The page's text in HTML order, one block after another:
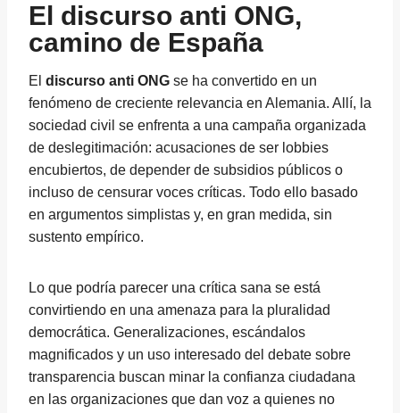
El discurso anti ONG,
camino de España
El discurso anti ONG se ha convertido en un
fenómeno de creciente relevancia en Alemania. Allí, la
sociedad civil se enfrenta a una campaña organizada
de deslegitimación: acusaciones de ser lobbies
encubiertos, de depender de subsidios públicos o
incluso de censurar voces críticas. Todo ello basado
en argumentos simplistas y, en gran medida, sin
sustento empírico.
Lo que podría parecer una crítica sana se está
convirtiendo en una amenaza para la pluralidad
democrática. Generalizaciones, escándalos
magnificados y un uso interesado del debate sobre
transparencia buscan minar la confianza ciudadana
en las organizaciones que dan voz a quienes no